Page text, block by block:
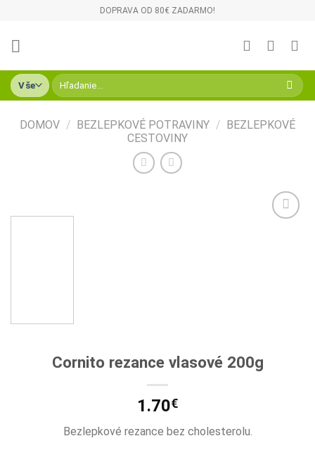
content
DOPRAVA OD 80€ ZADARMO!
Hľadať:
DOMOV / BEZLEPKOVÉ POTRAVINY / BEZLEPKOVÉ
CESTOVINY
Cornito rezance vlasové 200g
1.70€
Bezlepkové rezance bez cholesterolu.